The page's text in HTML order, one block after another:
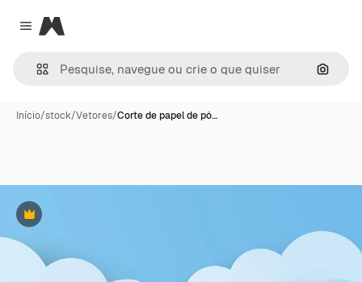
Close menu
Magnific
Início/stock/Vetores/Corte de papel de pó…
Premium